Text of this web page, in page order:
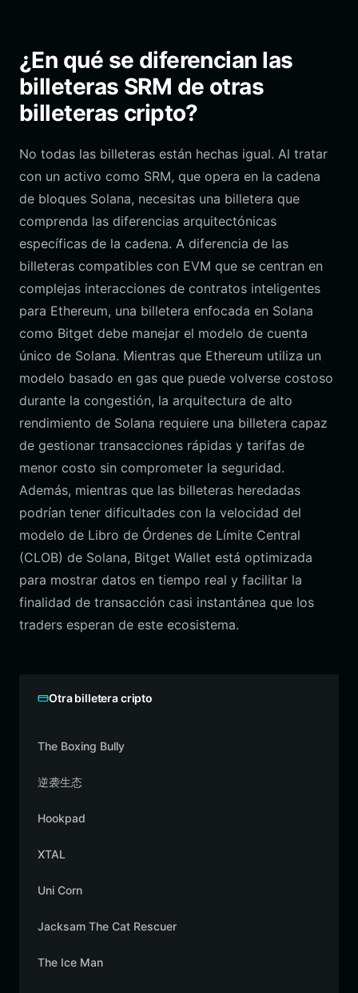
¿En qué se diferencian las
billeteras SRM de otras
billeteras cripto?
No todas las billeteras están hechas igual. Al tratar
con un activo como SRM, que opera en la cadena
de bloques Solana, necesitas una billetera que
comprenda las diferencias arquitectónicas
específicas de la cadena. A diferencia de las
billeteras compatibles con EVM que se centran en
complejas interacciones de contratos inteligentes
para Ethereum, una billetera enfocada en Solana
como Bitget debe manejar el modelo de cuenta
único de Solana. Mientras que Ethereum utiliza un
modelo basado en gas que puede volverse costoso
durante la congestión, la arquitectura de alto
rendimiento de Solana requiere una billetera capaz
de gestionar transacciones rápidas y tarifas de
menor costo sin comprometer la seguridad.
Además, mientras que las billeteras heredadas
podrían tener dificultades con la velocidad del
modelo de Libro de Órdenes de Límite Central
(CLOB) de Solana, Bitget Wallet está optimizada
para mostrar datos en tiempo real y facilitar la
finalidad de transacción casi instantánea que los
traders esperan de este ecosistema.
Otra billetera cripto
The Boxing Bully
逆袭生态
Hookpad
XTAL
Uni Corn
Jacksam The Cat Rescuer
The Ice Man